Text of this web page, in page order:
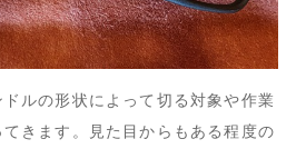
ルの形状によって切る対象や作業
きます。見た目からもある程度の